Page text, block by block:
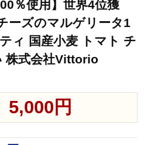
％使用】世界4位獲
ーズのマルゲリータ1
ィ 国産小麦 トマト チ
株式会社Vittorio
5,000円